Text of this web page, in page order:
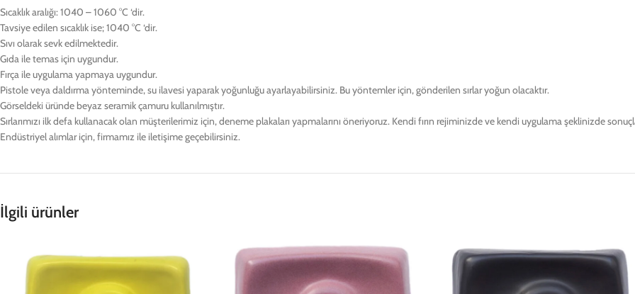
Sıcaklık aralığı: 1040 – 1060 °C ‘dir.
Tavsiye edilen sıcaklık ise; 1040 °C ‘dir.
Sıvı olarak sevk edilmektedir.
Gıda ile temas için uygundur.
Fırça ile uygulama yapmaya uygundur.
Pistole veya daldırma yönteminde, su ilavesi yaparak yoğunluğu ayarlayabilirsiniz. Bu yöntemler için, gönderilen sırlar yoğun olacaktır.
Görseldeki üründe beyaz seramik çamuru kullanılmıştır.
Sırlarımızı ilk defa kullanacak olan müşterilerimiz için, deneme plakaları yapmalarını öneriyoruz. Kendi fırın rejiminizde ve kendi uygulama şeklinizde
Endüstriyel alımlar için, firmamız ile iletişime geçebilirsiniz.
İlgili ürünler